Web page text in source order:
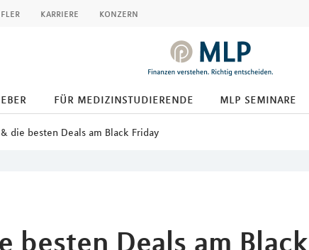
karriere konzern
für medizinstudierende mlp seminare
die besten Deals am Black Friday
besten Deals am Black